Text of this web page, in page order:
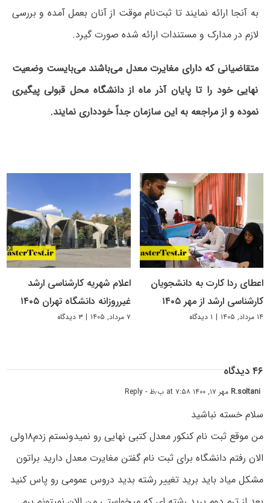
به آنجا ارائه نمایند تا ثبت‌نام موقت از آنان بعمل آمده و بررسی
لازم در مدارک و مستندات ارائه شده صورت گیرد.
متقاضیانیکه دارای مغایرت معدل می‌باشندمی‌بایستوضعیت
نهایی خود را تا پایان آذر ماه از دانشگاه محل قبولی پیگیری
نموده و از مراجعه به این سازمانجداً خودداری نمایند.
اعطای ردا کارت به دانشجویان
کارشناسی ارشد از مهر ۱۴۰۵
۱۴ مرداد, ۱۴۰۵ | ۱ دیدگاه
اعلام شهریه کارشناسی ارشد
غیرروزانه دانشگاه تهران ۱۴۰۵
۷ مرداد, ۱۴۰۵ | ۳ دیدگاه
۴۶ دیدگاه
R.soltaniمهر ۱۷, ۱۴۰۰ at ۷:۵۸ ب٫ظ - Reply
سلام خسته نباشید
من موقع ثبت نام کنکور معدل کتبی نهایی رو نمیدونستم زدم۱۸ولی
الان رفتم دانشگاه برای ثبت نام گفتن مغایرت معدل دارید براتون
مشکل میاد باید برید تغییر رشته بدید دروس عمومی رو پاس کنید